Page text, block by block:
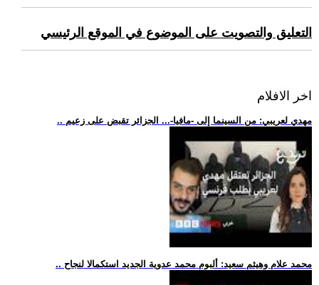
التعليق والتصويت على الموضوع في الموقع الرئيسي
اخر الافلام
.. مهدي لعريبي: من السينما إلى -مافيا-... الجزائر تقبض على زعيم
.. محمد علام وهيثم سعيد: ألبوم محمد عدوية الجديد استكمالا لنجاح